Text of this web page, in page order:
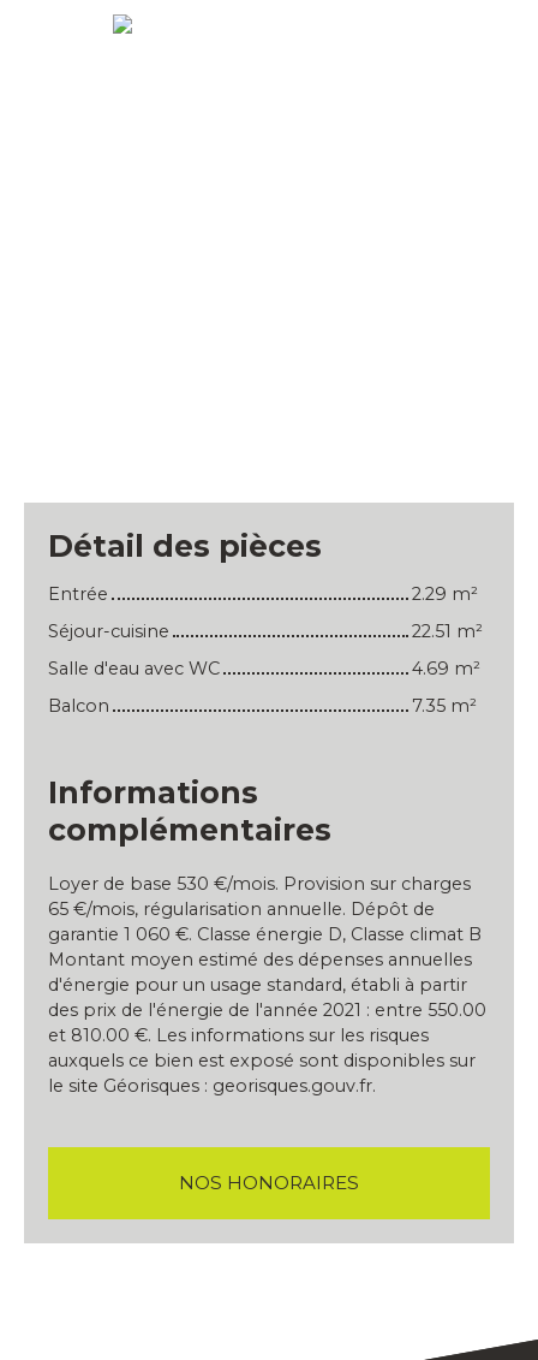
Détail des pièces
Entrée
2.29 m²
Séjour-cuisine
22.51 m²
Salle d'eau avec WC
4.69 m²
Balcon
7.35 m²
Informations
complémentaires
Loyer de base 530 €/mois. Provision sur charges
65 €/mois, régularisation annuelle. Dépôt de
garantie 1 060 €. Classe énergie D, Classe climat B
Montant moyen estimé des dépenses annuelles
d'énergie pour un usage standard, établi à partir
des prix de l'énergie de l'année 2021 : entre 550.00
et 810.00 €. Les informations sur les risques
auxquels ce bien est exposé sont disponibles sur
le site Géorisques : georisques.gouv.fr.
NOS HONORAIRES